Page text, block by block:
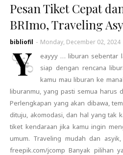
Pesan Tiket Cepat
BRImo, Traveling
bibliofil - Monday, December 02, 2024
Y
eayyy … liburan sebentar
siap dengan rencana
kamu mau liburan ke
liburanmu, yang pasti semua harus
Perlengkapan yang akan dibawa,
dituju, akomodasi, dan hal yang tak
tiket kendaraan jika kamu ingin
umum. Traveling mudah dan
freepik.com/jcomp Banyak pilihan